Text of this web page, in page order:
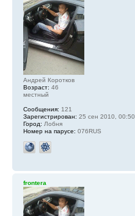
Андрей Коротков
Возраст: 46
местный
Сообщения: 121
Зарегистрирован: 25 сен 2010, 00:50
Город: Лобня
Номер на парусе: 076RUS
frontera